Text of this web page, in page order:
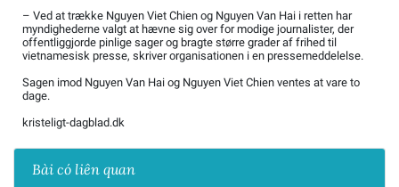
– Ved at trække Nguyen Viet Chien og Nguyen Van Hai i retten har
myndighederne valgt at hævne sig over for modige journalister, der
offentliggjorde pinlige sager og bragte større grader af frihed til
vietnamesisk presse, skriver organisationen i en pressemeddelelse.
Sagen imod Nguyen Van Hai og Nguyen Viet Chien ventes at vare to
dage.
kristeligt-dagblad.dk
Bài có liên quan